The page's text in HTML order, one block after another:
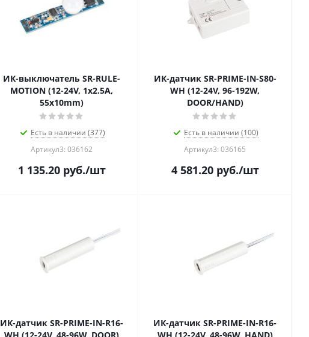
ИК-выключатель SR-RULE-
MOTION (12-24V, 1x2.5A,
55x10mm)
Есть в наличии (377)
Артикул3: 036162
1 135.20руб./шт
ИК-датчик SR-PRIME-IN-S80-
WH (12-24V, 96-192W,
DOOR/HAND)
Есть в наличии (100)
Артикул3: 036165
4 581.20руб./шт
ИК-датчик SR-PRIME-IN-R16-
ИК-датчик SR-PRIME-IN-R16-